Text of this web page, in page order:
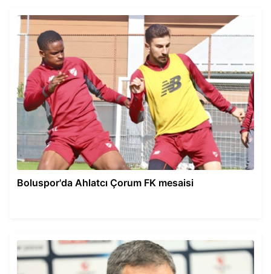
Boluspor'da Ahlatcı Çorum FK mesaisi